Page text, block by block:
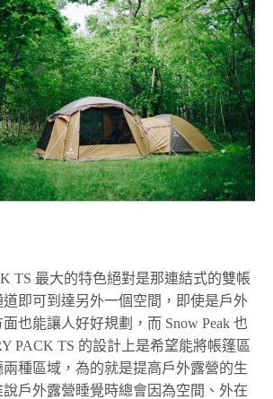
TS 最大的特色絕對是那連結式的雙帳
即可到達另外一個空間，即使是戶外
也能讓人好好規劃，而 Snow Peak 也
PACK TS 的設計上是希望能將帳篷區
種區域，為的就是提高戶外露營的生
戶外露營睡覺時總會因為空間、外在